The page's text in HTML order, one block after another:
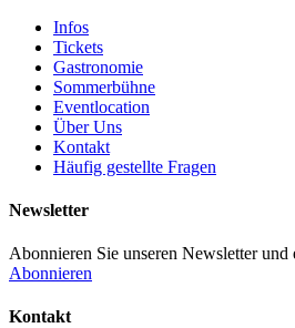
Infos
Tickets
Gastronomie
Sommerbühne
Eventlocation
Über Uns
Kontakt
Häufig gestellte Fragen
Newsletter
Abonnieren Sie unseren Newsletter
Abonnieren
Kontakt